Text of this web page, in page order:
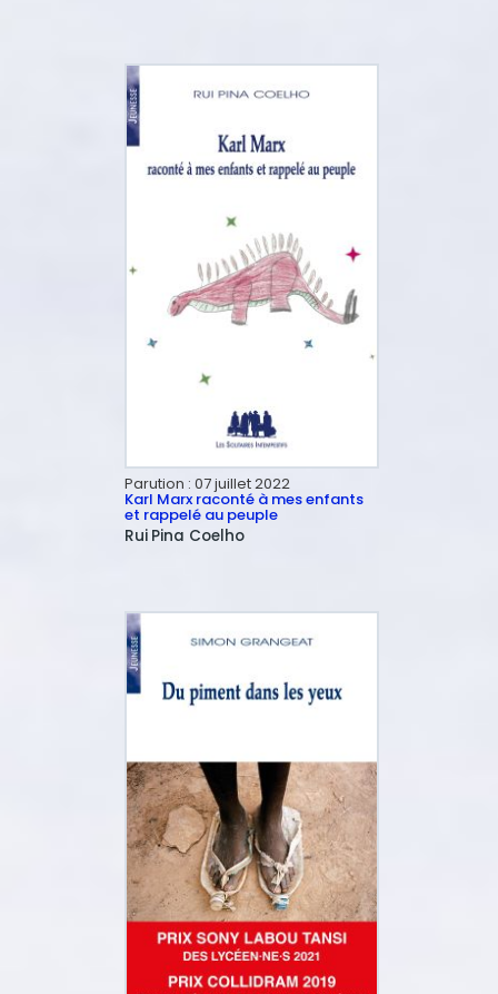
Parution : 07 juillet 2022
Karl Marx raconté à mes enfants
et rappelé au peuple
Rui Pina Coelho